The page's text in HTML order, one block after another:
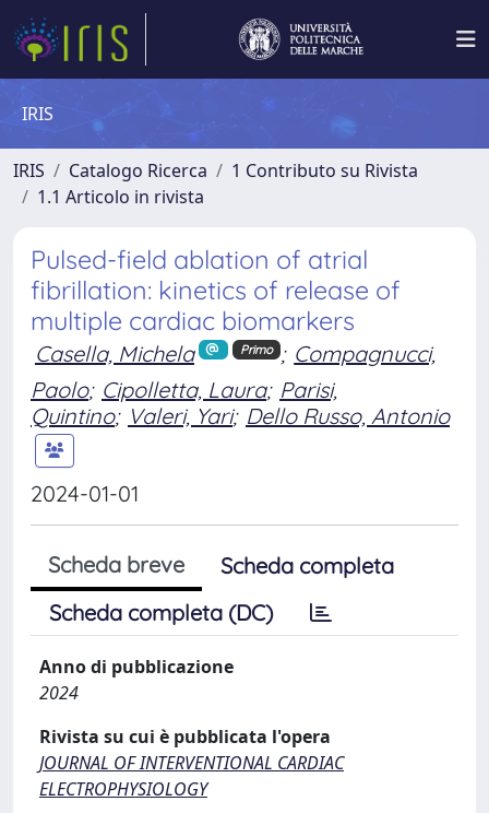
IRIS
IRIS Catalogo Ricerca
1 Contributo su Rivista
1.1 Articolo in rivista
Pulsed-field ablation of atrial
fibrillation: kinetics of release of
multiple cardiac biomarkers
Casella, Michela Primo ; Compagnucci,
Paolo; Cipolletta, Laura; Parisi,
Quintino; Valeri, Yari; Dello Russo, Antonio
2024-01-01
Scheda breve
Scheda completa
Scheda completa (DC)
Anno di pubblicazione
2024
Rivista su cui è pubblicata l'opera
JOURNAL OF INTERVENTIONAL CARDIAC
ELECTROPHYSIOLOGY